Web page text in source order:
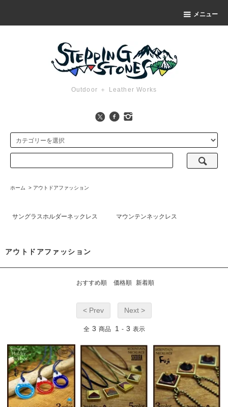
メニュー
Outdoor ＋ Leather Works
ホーム > アウトドアファッション
サングラスホルダーネックレス マウンテンネックレス
アウトドアファッション
おすすめ順 価格順 新着順
< Prev Next >
全 3 商品 1 - 3 表示